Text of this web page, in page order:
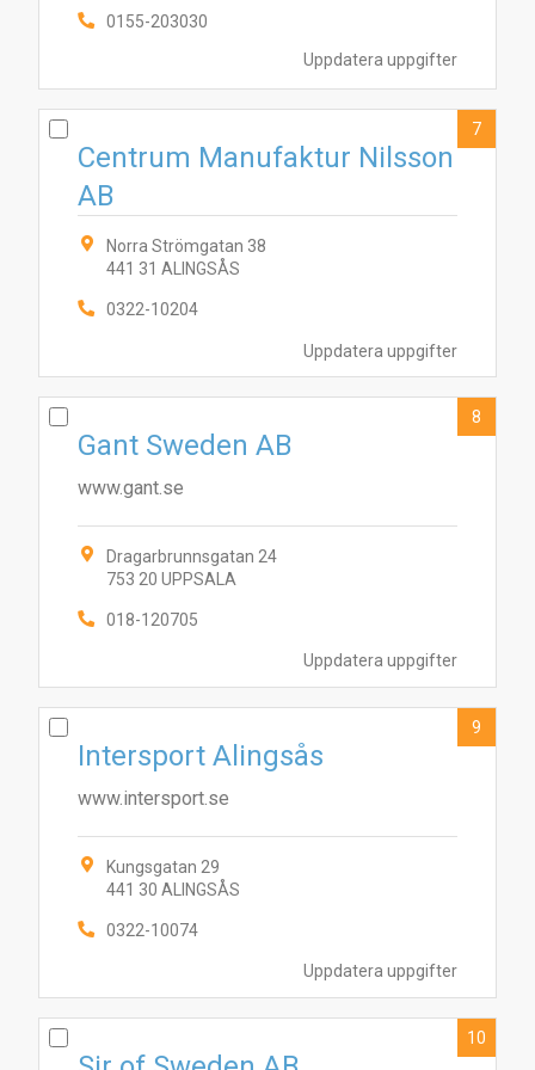
Uppdatera uppgifter
0155-203030
Uppdatera uppgifter
Centrum Manufaktur Nilsson
AB
Norra Strömgatan 38
441 31 ALINGSÅS
0322-10204
7
Uppdatera uppgifter
Gant Sweden AB
www.gant.se
Dragarbrunnsgatan 24
753 20 UPPSALA
018-120705
8
Uppdatera uppgifter
Intersport Alingsås
www.intersport.se
Kungsgatan 29
441 30 ALINGSÅS
0322-10074
9
10